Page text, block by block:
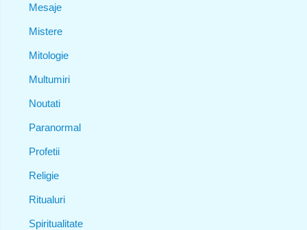
Mesaje
Mistere
Mitologie
Multumiri
Noutati
Paranormal
Profetii
Religie
Ritualuri
Spiritualitate